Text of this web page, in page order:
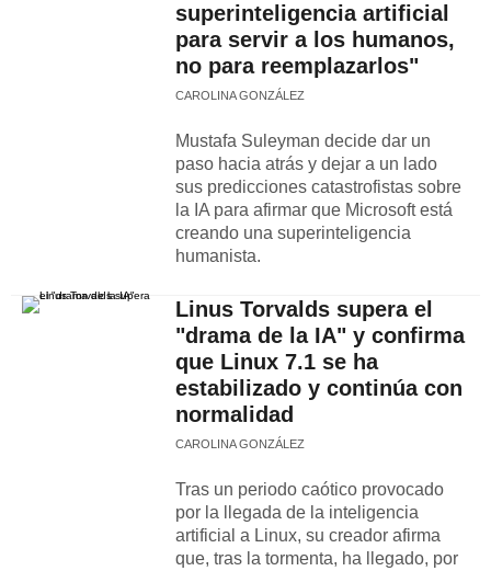
superinteligencia artificial
para servir a los humanos,
no para reemplazarlos"
CAROLINA GONZÁLEZ
Mustafa Suleyman decide dar un
paso hacia atrás y dejar a un lado
sus predicciones catastrofistas sobre
la IA para afirmar que Microsoft está
creando una superinteligencia
humanista.
Linus Torvalds supera el
"drama de la IA" y confirma
que Linux 7.1 se ha
estabilizado y continúa con
normalidad
CAROLINA GONZÁLEZ
Tras un periodo caótico provocado
por la llegada de la inteligencia
artificial a Linux, su creador afirma
que, tras la tormenta, ha llegado, por